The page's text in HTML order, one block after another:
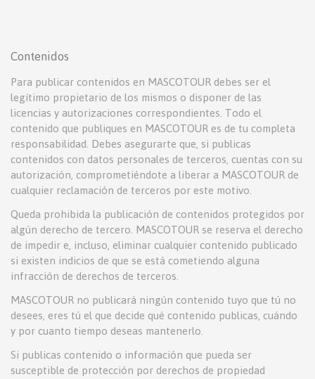
Contenidos
Para publicar contenidos en MASCOTOUR debes ser el
legítimo propietario de los mismos o disponer de las
licencias y autorizaciones correspondientes. Todo el
contenido que publiques en MASCOTOUR es de tu completa
responsabilidad. Debes asegurarte que, si publicas
contenidos con datos personales de terceros, cuentas con su
autorización, comprometiéndote a liberar a MASCOTOUR de
cualquier reclamación de terceros por este motivo.
Queda prohibida la publicación de contenidos protegidos por
algún derecho de tercero. MASCOTOUR se reserva el derecho
de impedir e, incluso, eliminar cualquier contenido publicado
si existen indicios de que se está cometiendo alguna
infracción de derechos de terceros.
MASCOTOUR no publicará ningún contenido tuyo que tú no
desees, eres tú el que decide qué contenido publicas, cuándo
y por cuanto tiempo deseas mantenerlo.
Si publicas contenido o información que pueda ser
susceptible de protección por derechos de propiedad